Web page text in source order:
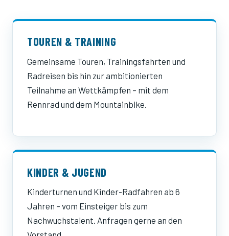
TOUREN & TRAINING
Gemeinsame Touren, Trainingsfahrten und
Radreisen bis hin zur ambitionierten
Teilnahme an Wettkämpfen – mit dem
Rennrad und dem Mountainbike.
KINDER & JUGEND
Kinderturnen und Kinder-Radfahren ab 6
Jahren – vom Einsteiger bis zum
Nachwuchstalent. Anfragen gerne an den